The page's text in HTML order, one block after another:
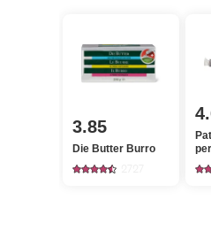
3.85
Die Butter Burro